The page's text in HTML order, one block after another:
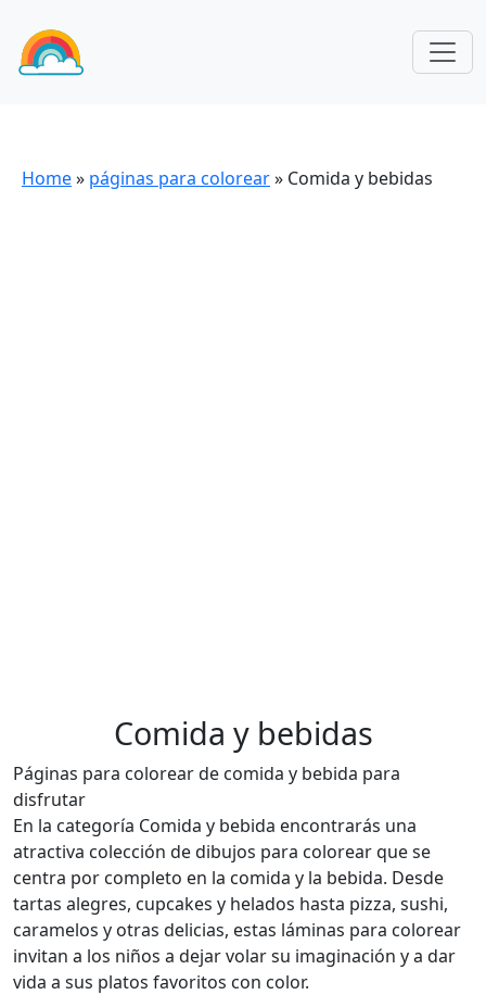
Home» páginas para colorear» Comida y bebidas
Comida y bebidas
Páginas para colorear de comida y bebida para
disfrutar
En la categoría Comida y bebida encontrarás una
atractiva colección de dibujos para colorear que se
centra por completo en la comida y la bebida. Desde
tartas alegres, cupcakes y helados hasta pizza, sushi,
caramelos y otras delicias, estas láminas para colorear
invitan a los niños a dejar volar su imaginación y a dar
vida a sus platos favoritos con color.